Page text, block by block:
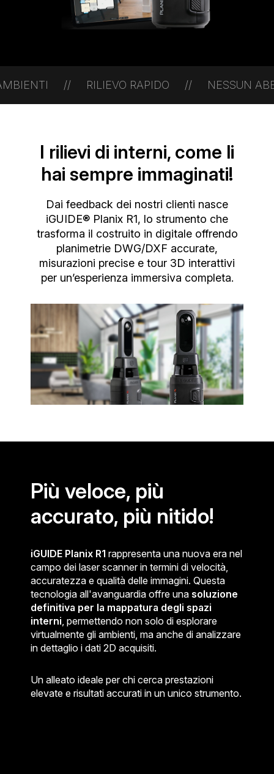
RAPIDO // NESSUN
I rilievi di interni, come li
hai sempre immaginati!
Dai feedback dei nostri clienti nasce
iGUIDE® Planix R1, lo strumento che
trasforma il costruito in digitale offrendo
planimetrie DWG/DXF accurate,
misurazioni precise e tour 3D interattivi
per un’esperienza immersiva completa.
Più veloce, più
accurato, più nitido!
iGUIDE Planix R1 rappresenta una nuova era nel
campo dei laser scanner in termini di velocità,
accuratezza e qualità delle immagini. Questa
tecnologia all'avanguardia offre una soluzione
definitiva per la mappatura degli spazi
interni, permettendo non solo di esplorare
virtualmente gli ambienti, ma anche di analizzare
in dettaglio i dati 2D acquisiti.
Un alleato ideale per chi cerca prestazioni
elevate e risultati accurati in un unico strumento.